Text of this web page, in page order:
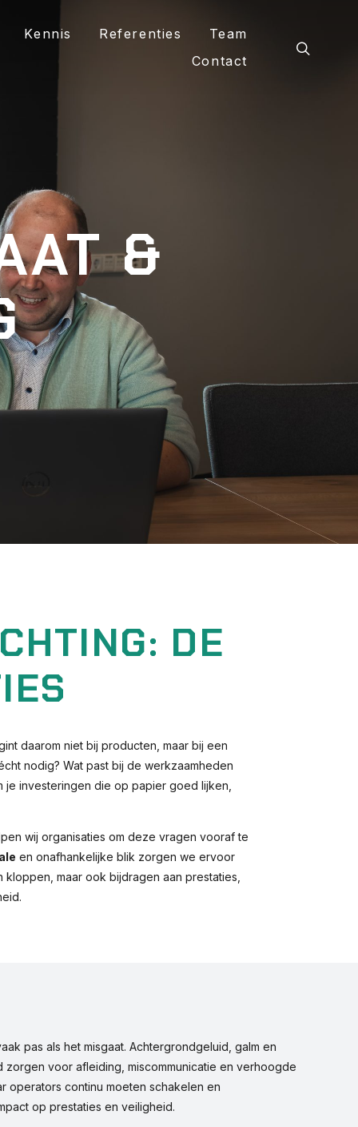
Kennis Referenties
Team
Contact
&
DE
daarom niet bij producten, maar bij een
nodig? Wat past bij de werkzaamheden
je investeringen die op papier goed lijken,
wij organisaties om deze vragen vooraf te
en onafhankelijke blik zorgen we ervoor
maar ook bijdragen aan prestaties,
pas als het misgaat. Achtergrondgeluid, galm en
zorgen voor afleiding, miscommunicatie en verhoogde
operators continu moeten schakelen en
op prestaties en veiligheid.